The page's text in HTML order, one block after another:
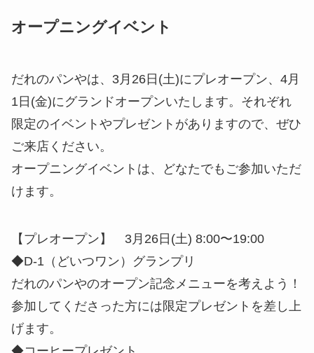
​オープニングイベント
だれのパンやは、3月26日(土)にプレオープン、4月
1日(金)にグランドオープンいたします。それぞれ
限定のイベントやプレゼントがありますので、ぜひ
ご来店ください。
オープニングイベントは、どなたでもご参加いただ
けます。
【プレオープン】 3月26日(土) 8:00〜19:00
◆D-1（どいつワン）グランプリ
だれのパンやのオープン記念メニューを考えよう！
参加してくださった方には限定プレゼントを差し上
げます。